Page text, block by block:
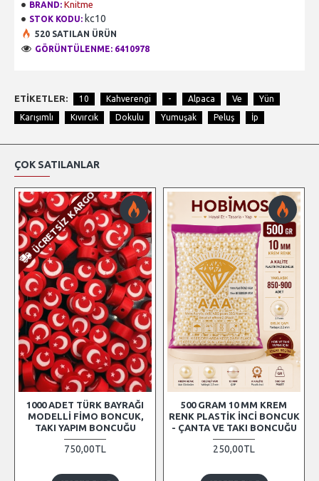
BRAND: Knitme
STOK KODU: kc10
520 SATILAN ÜRÜN
GÖRÜNTÜLENME: 6410978
ETIKETLER: 10 Kahverengi - Alpaca Ve Yün
Karışımlı Kıvırcık Dokulu Yumuşak Peluş İp
ÇOK SATILANLAR
ÜCRETSIZ KARGO
1000 ADET TÜRK BAYRAĞI
MODELLI FIMO BONCUK,
TAKI YAPIM BONCUĞU
750,00TL
500 GRAM 10 MM KREM
RENK PLASTIK İNCI BONCUK
- ÇANTA VE TAKI BONCUĞU
250,00TL